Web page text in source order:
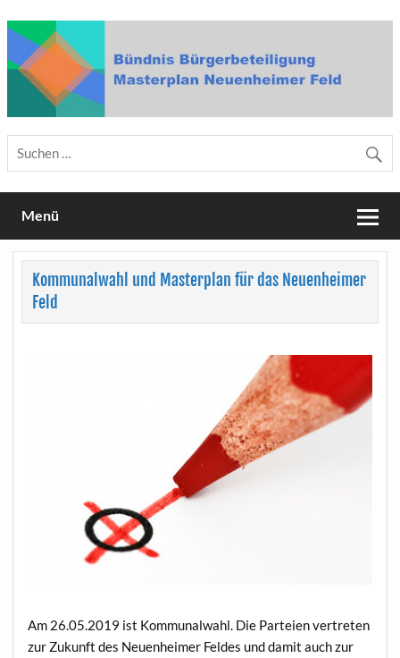
to
content
Bündnis Bürgerbeteiligung
Masterplan Neuenheimer Feld
Menü
Kommunalwahl und Masterplan für das Neuenheimer
Feld
Am 26.05.2019 ist Kommunalwahl. Die Parteien vertreten
zur Zukunft des Neuenheimer Feldes und damit auch zur